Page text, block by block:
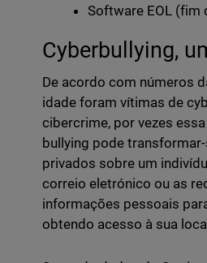
Software EOL (fim
Cyberbullying,
De acordo com números
idade foram vítimas de
cibercrime, por vezes
bullying pode
privados sobre um
correio eletrónico ou as
informações pessoais
obtendo acesso à sua